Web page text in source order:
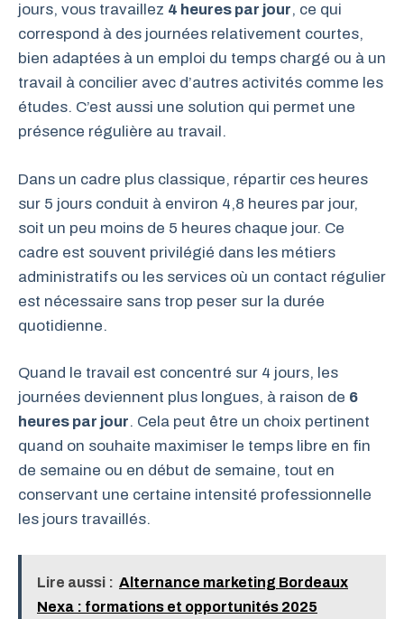
jours, vous travaillez 4 heures par jour, ce qui
correspond à des journées relativement courtes,
bien adaptées à un emploi du temps chargé ou à un
travail à concilier avec d’autres activités comme les
études. C’est aussi une solution qui permet une
présence régulière au travail.
Dans un cadre plus classique, répartir ces heures
sur 5 jours conduit à environ 4,8 heures par jour,
soit un peu moins de 5 heures chaque jour. Ce
cadre est souvent privilégié dans les métiers
administratifs ou les services où un contact régulier
est nécessaire sans trop peser sur la durée
quotidienne.
Quand le travail est concentré sur 4 jours, les
journées deviennent plus longues, à raison de 6
heures par jour. Cela peut être un choix pertinent
quand on souhaite maximiser le temps libre en fin
de semaine ou en début de semaine, tout en
conservant une certaine intensité professionnelle
les jours travaillés.
Lire aussi : Alternance marketing Bordeaux
Nexa : formations et opportunités 2025